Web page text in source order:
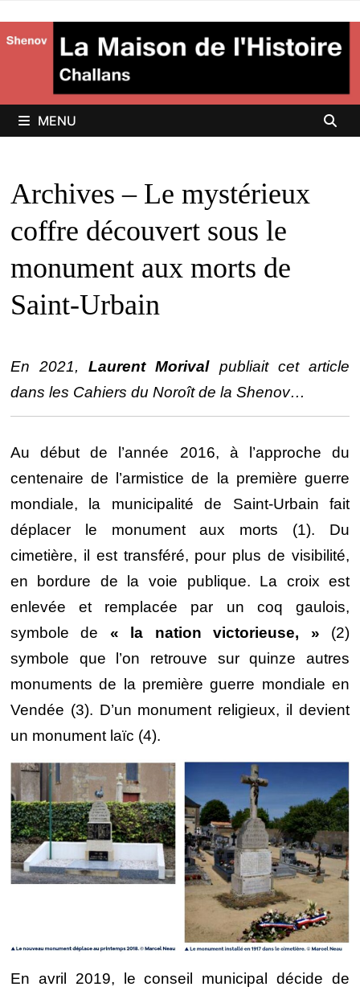
au
contenu
MENU
Archives – Le mystérieux
coffre découvert sous le
monument aux morts de
Saint-Urbain
En 2021,Laurent Morivalpubliait cet article
dans les Cahiers du Noroît de la Shenov…
Au début de l’année 2016, à l’approche du
centenaire de l’armistice de la première guerre
mondiale, la municipalité de Saint-Urbain fait
déplacer le monument aux morts (1). Du
cimetière, il est transféré, pour plus de visibilité,
en bordure de la voie publique. La croix est
enlevée et remplacée par un coq gaulois,
symbole de « la nation victorieuse, » (2)
symbole que l’on retrouve sur quinze autres
monuments de la première guerre mondiale en
Vendée (3). D’un monument religieux, il devient
un monument laïc (4).
En avril 2019, le conseil municipal décide de